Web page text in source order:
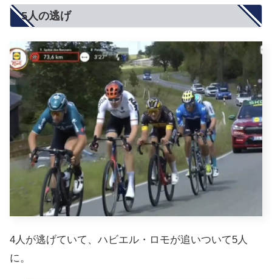
5人の逃げ
4人が逃げていて、ハビエル・ロモが追いついて5人
に。